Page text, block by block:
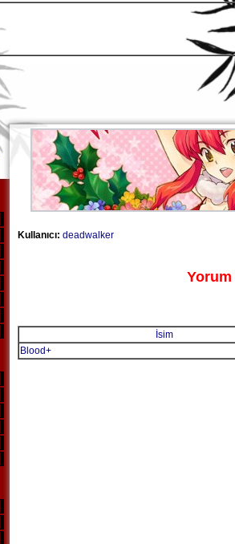
Kullanıcı: deadwalker
Yorum
İsim
Blood+